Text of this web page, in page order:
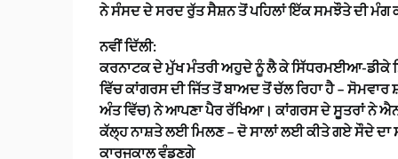
ਨੇ ਸੰਸਦ ਦੇ ਸਰਦ ਰੁੱਤ ਸੈਸ਼ਨ ਤੋਂ ਪਹਿਲਾਂ ਇੱਕ ਸਮਝੌਤੇ ਦੀ ਮੰਗ
ਨਵੀਂ ਦਿੱਲੀ:
ਕਰਨਾਟਕ ਦੇ ਮੁੱਖ ਮੰਤਰੀ ਅਹੁਦੇ ਨੂੰ ਲੈ ਕੇ ਸਿੱਧਰਮਈਆ-ਡੀਕੇ
ਵਿੱਚ ਕਾਂਗਰਸ ਦੀ ਜਿੱਤ ਤੋਂ ਬਾਅਦ ਤੋਂ ਚੱਲ ਰਿਹਾ ਹੈ – ਸੋਮਵਾਰ
ਅੰਤ ਵਿੱਚ) ਨੇ ਆਪਣਾ ਪੈਰ ਰੱਖਿਆ। ਕਾਂਗਰਸ ਦੇ ਸੂਤਰਾਂ ਨੇ
ਕੱਲ੍ਹ ਨਾਸ਼ਤੇ ਲਈ ਮਿਲਣ – ਦੋ ਸਾਲਾਂ ਲਈ ਕੀਤੇ ਗਏ ਸੌਦੇ
ਕਾਰਜਕਾਲ ਵੰਡਣਗੇ